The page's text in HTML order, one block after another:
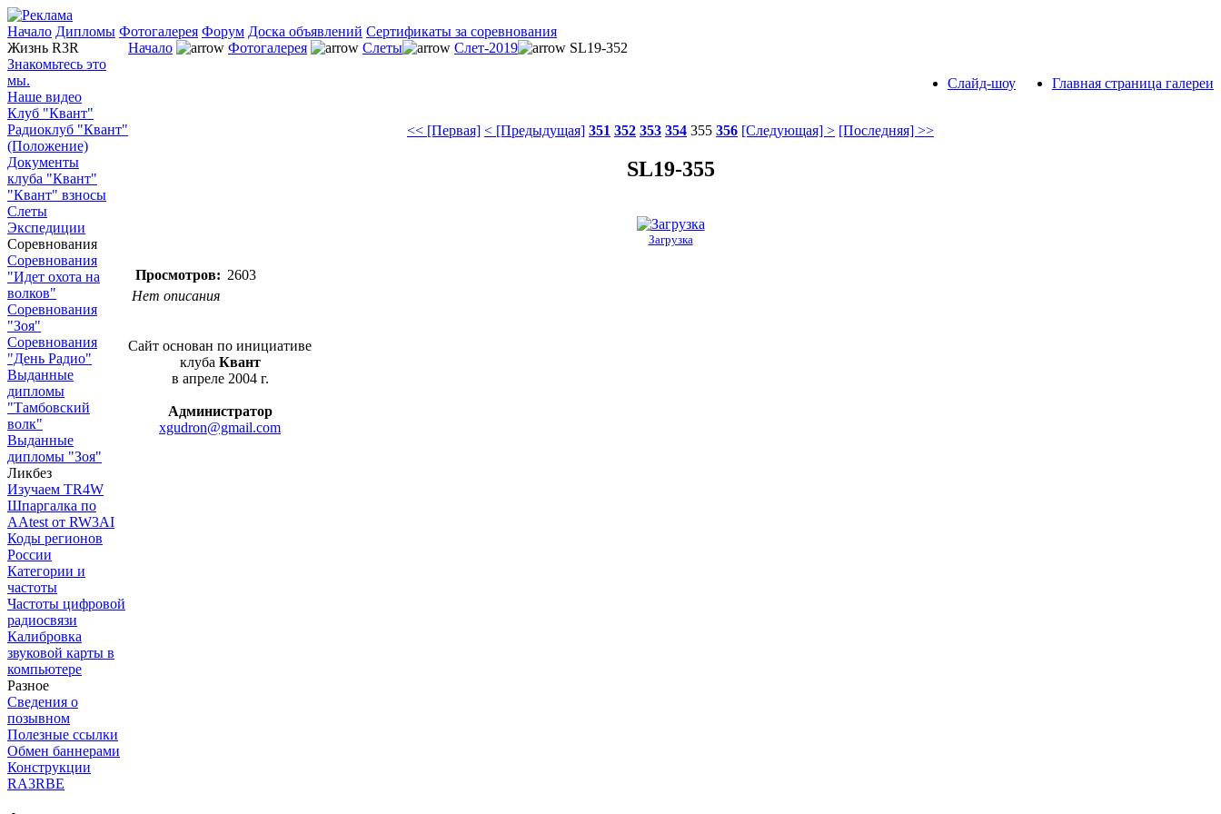
Начало Дипломы Фотогалерея Форум Доска объявлений Сертификаты за соревнования
Жизнь R3R
Знакомьтесь это
мы.
Наше видео
Клуб "Квант"
Радиоклуб "Квант"
(Положение)
Документы
клуба "Квант"
"Квант" взносы
Слеты
Экспедиции
Соревнования
Соревнования
"Идет охота на
волков"
Соревнования
"Зоя"
Соревнования
"День Радио"
Выданные
дипломы
"Тамбовский
волк"
Выданные
дипломы "Зоя"
Ликбез
Изучаем TR4W
Шпаргалка по
AAtest от RW3AI
Коды регионов
России
Категории и
частоты
Частоты цифровой
радиосвязи
Калибровка
звуковой карты в
компьютере
Разное
Сведения о
позывном
Полезные ссылки
Обмен баннерами
Конструкции
RA3RBE
Начало Фотогалерея Слеты Слет-2019 SL19-352
Главная страница галереи
Слайд-шоу
<< [Первая] < [Предыдущая] 351 352 353 354 355 356 [Следующая] > [Последняя] >>
SL19-355
Загрузка
Просмотров: 2603
Нет описания
Сайт основан по инициативе
клуба Квант
в апреле 2004 г.
Администратор
xgudron@gmail.com